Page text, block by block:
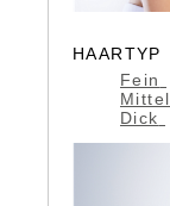
HAARTYP
Fein
Mittel
Dick